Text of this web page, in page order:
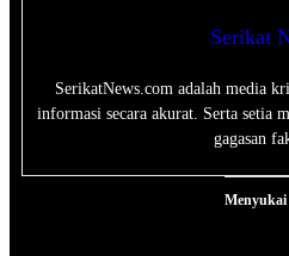
Serikat
SerikatNews.com adalah media
informasi secara akurat. Serta setia
gagasan